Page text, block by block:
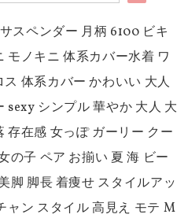
スペンダー 月柄 6100 ビキ
モノキニ 体系カバー水着 ワ
体系カバー かわいい 大人
sexy シンプル 華やか 大人 大
存在感 女っぽ ガーリー クー
の子 ペア お揃い 夏 海 ビー
脚 脚長 着痩せ スタイルアッ
ャン スタイル 高見え モテ M